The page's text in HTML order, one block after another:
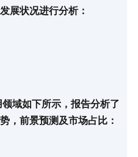
展状况进行分析：
域如下所示，报告分析了
，前景预测及市场占比：